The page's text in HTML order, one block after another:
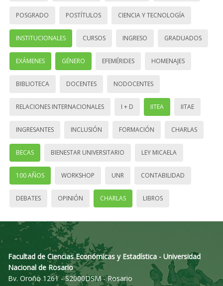
POSGRADO POSTÍTULOS CIENCIA Y TECNOLOGÍA
INSTITUCIONALES CURSOS INGRESO GRADUADOS
EXÁMENES GÉNERO EFEMÉRIDES HOMENAJES
BIBLIOTECA DOCENTES NODOCENTES
RELACIONES INTERNACIONALES I + D IITEA IITAE
INGRESANTES INCLUSIÓN FORMACIÓN CHARLAS
BECAS BIENESTAR UNIVERSITARIO LEY MICAELA
100 AÑOS WORKSHOP UNR CONTABILIDAD
DEBATES OPINIÓN CHARLAS LIBROS
Facultad de Ciencias Económicas y Estadística - Universidad
Nacional de Rosario
Bv. Oroño 1261 - S2000DSM - Rosario